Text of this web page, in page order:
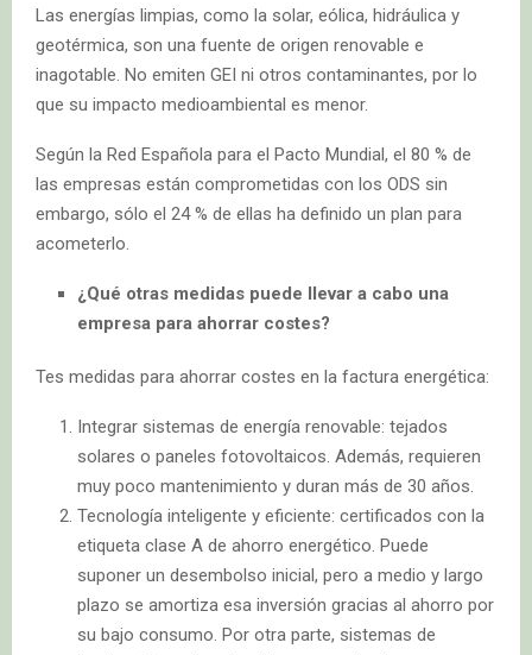
Las energías limpias, como la solar, eólica, hidráulica y
geotérmica, son una fuente de origen renovable e
inagotable. No emiten GEI ni otros contaminantes, por lo
que su impacto medioambiental es menor.
Según la Red Española para el Pacto Mundial, el 80 % de
las empresas están comprometidas con los ODS sin
embargo, sólo el 24 % de ellas ha definido un plan para
acometerlo.
¿Qué otras medidas puede llevar a cabo una
empresa para ahorrar costes?
Tes medidas para ahorrar costes en la factura energética:
Integrar sistemas de energía renovable: tejados
solares o paneles fotovoltaicos. Además, requieren
muy poco mantenimiento y duran más de 30 años.
Tecnología inteligente y eficiente: certificados con la
etiqueta clase A de ahorro energético. Puede
suponer un desembolso inicial, pero a medio y largo
plazo se amortiza esa inversión gracias al ahorro por
su bajo consumo. Por otra parte, sistemas de